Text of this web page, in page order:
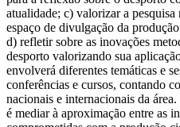
atualidade; c) valorizar a
espaço de divulgação da
d) refletir sobre as inovações
desporto valorizando sua
envolverá diferentes temáticas e
conferências e cursos, contando
nacionais e internacionais da
é mediar à aproximação entre as